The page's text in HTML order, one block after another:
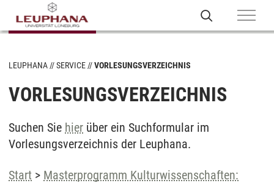
LEUPHANA SERVICE VORLESUNGSVERZEICHNIS
VORLESUNGSVERZEICHNIS
Suchen Sie hier über ein Suchformular im
Vorlesungsverzeichnis der Leuphana.
Start > Masterprogramm Kulturwissenschaften: